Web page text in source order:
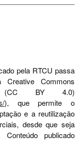
pela RTCU passa
Commons
(CC BY 4.0)
), que permite o
e a reutilização
desde que seja
publicado